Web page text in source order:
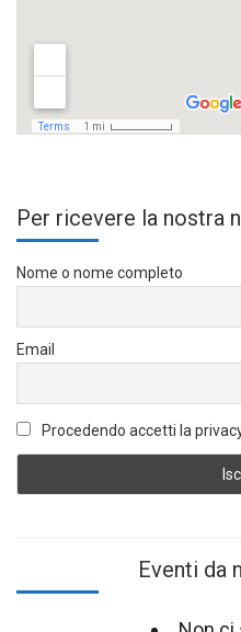
Per ricevere la nostra
Nome o nome completo
Email
Procedendo accetti la
Eventi da